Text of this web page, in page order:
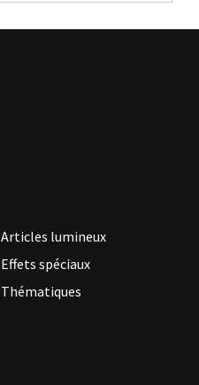
Articles lumineux
Effets spéciaux
Thématiques